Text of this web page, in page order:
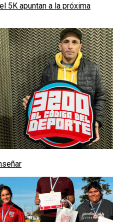
5K apuntan a la próxima